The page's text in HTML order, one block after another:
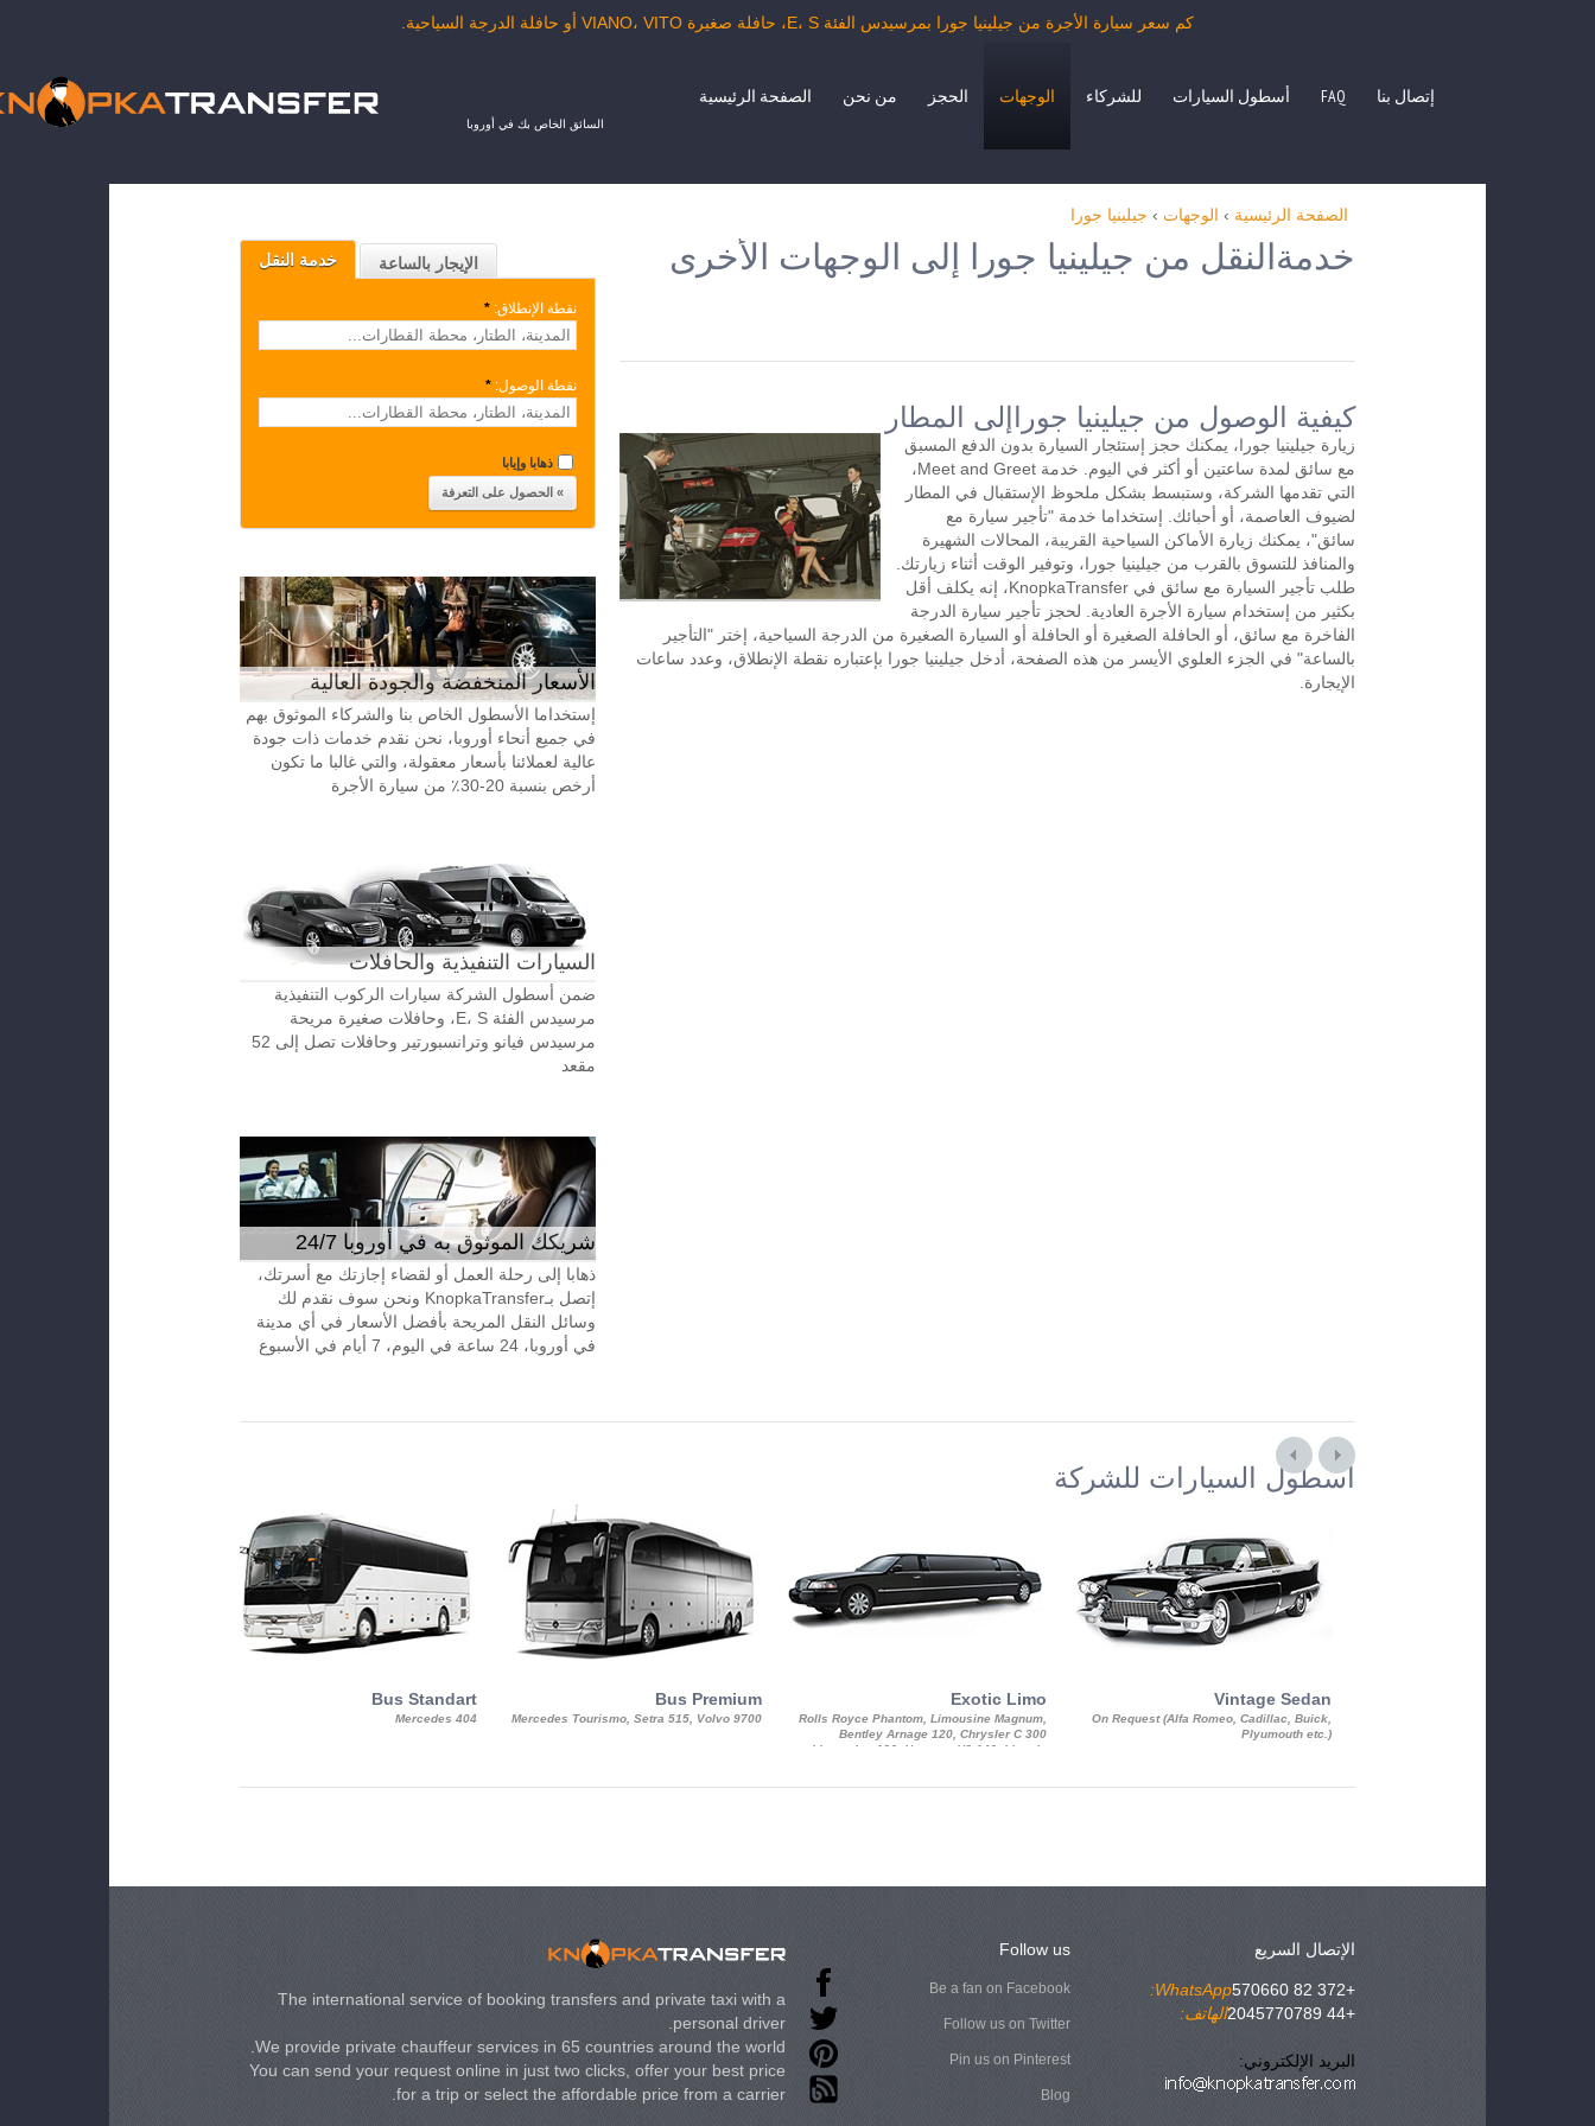
كم سعر سيارة الأجرة من جيلينيا جورا بمرسيدس الفئة E، S، حافلة صغيرة VIANO، VITO أو حافلة الدرجة السياحية.
السائق الخاص بك في أوروبا
الصفحة الرئيسية من نحن الحجز الوجهات للشركاء أسطول السيارات FAQ إتصال بنا
الصفحة الرئيسية › الوجهات › جيلينيا جورا
خدمة النقل الإيجار بالساعة
نقطة الإنطلاق: *
نقطة الوصول: *
ذهابا وإيابا
الأسعار المنخفضة والجودة العالية
إستخداما الأسطول الخاص بنا والشركاء الموثوق بهم
في جميع أنحاء أوروبا، نحن نقدم خدمات ذات جودة
عالية لعملائنا بأسعار معقولة، والتي غالبا ما تكون
أرخص بنسبة 20-30٪ من سيارة الأجرة
السيارات التنفيذية والحافلات
ضمن أسطول الشركة سيارات الركوب التنفيذية
مرسيدس الفئة E، S، وحافلات صغيرة مريحة
مرسيدس فيانو وترانسبورتير وحافلات تصل إلى 52
مقعد
شريكك الموثوق به في أوروبا 24/7
ذهابا إلى رحلة العمل أو لقضاء إجازتك مع أسرتك،
إتصل بـKnopkaTransfer ونحن سوف نقدم لك
وسائل النقل المريحة بأفضل الأسعار في أي مدينة
في أوروبا، 24 ساعة في اليوم، 7 أيام في الأسبوع
خدمةالنقل من جيلينيا جورا إلى الوجهات الأخرى
كيفية الوصول من جيلينيا جوراإلى المطار
زيارة جيلينيا جورا، يمكنك حجز إستئجار السيارة بدون الدفع المسبق
مع سائق لمدة ساعتين أو أكثر في اليوم. خدمة Meet and Greet،
التي تقدمها الشركة، وستبسط بشكل ملحوظ الإستقبال في المطار
لضيوف العاصمة، أو أحبائك. إستخداما خدمة "تأجير سيارة مع
سائق"، يمكنك زيارة الأماكن السياحية القريبة، المحالات الشهيرة
والمنافذ للتسوق بالقرب من جيلينيا جورا، وتوفير الوقت أثناء زيارتك.
طلب تأجير السيارة مع سائق في KnopkaTransfer، إنه يكلف أقل
بكثير من إستخدام سيارة الأجرة العادية. لحجز تأجير سيارة الدرجة
الفاخرة مع سائق، أو الحافلة الصغيرة أو الحافلة أو السيارة الصغيرة من الدرجة السياحية، إختر "التأجير
بالساعة" في الجزء العلوي الأيسر من هذه الصفحة، أدخل جيلينيا جورا بإعتباره نقطة الإنطلاق، وعدد ساعات
الإيجارة.
أسطول السيارات للشركة
Bus Standart
Mercedes 404
Bus Premium
Mercedes Tourismo, Setra 515, Volvo 9700
Exotic Limo
Rolls Royce Phantom, Limousine Magnum,
Bentley Arnage 120, Chrysler C 300
Limousine 130, Hummer H3 140, Lincoln
Vintage Sedan
On Request (Alfa Romeo, Cadillac, Buick,
Plyumouth etc.)
The international service of booking transfers and private taxi with a
personal driver.
We provide private chauffeur services in 65 countries around the world.
You can send your request online in just two clicks, offer your best price
for a trip or select the affordable price from a carrier.
Follow us
Be a fan on Facebook
Follow us on Twitter
Pin us on Pinterest
Blog
الإتصال السريع
WhatsApp:
+372 82 570660
الهاتف:
+44 2045770789
البريد الإلكتروني: